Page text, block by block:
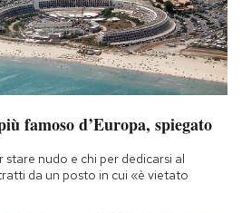
famoso d’Europa, spiegato
stare nudo e chi per dedicarsi al
da un posto in cui «è vietato